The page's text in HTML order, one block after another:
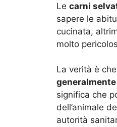
Le carni
sapere le
cucinata,
molto
La verità è
significa che
dell’animale
autorità